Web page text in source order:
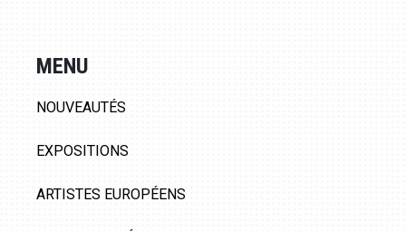
MENU
NOUVEAUTÉS
EXPOSITIONS
ARTISTES EUROPÉENS